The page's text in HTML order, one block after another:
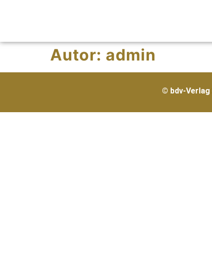
Autor: admin
© bdv-Verlag